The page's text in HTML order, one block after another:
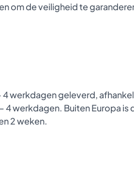
om de veiligheid te
werkdagen geleverd,
werkdagen. Buiten Europa is
2 weken.